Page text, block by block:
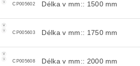
CP005602 Délka v mm:: 1500 mm
CP005603 Délka v mm:: 1750 mm
CP005608 Délka v mm:: 2000 mm